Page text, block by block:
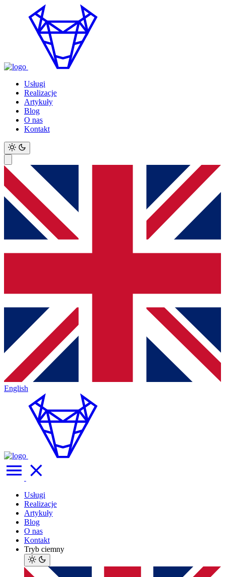
Usługi
Realizacje
Artykuły
Blog
O nas
Kontakt
English
Usługi
Realizacje
Artykuły
Blog
O nas
Kontakt
Tryb ciemny